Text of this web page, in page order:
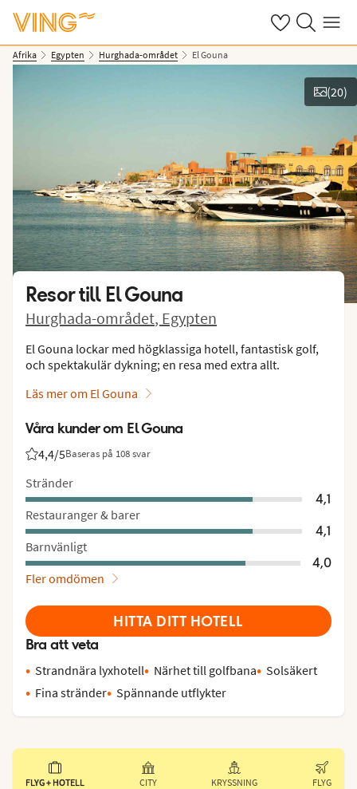
Se dinaSök på ving.se
Meny
Afrika Egypten Hurghada-området El Gouna
Se bilder
(20)
Resor till El Gouna
Hurghada-området, Egypten
El Gouna lockar med högklassiga hotell, fantastisk golf,
och spektakulär dykning; en resa med extra allt.
Läs mer om El Gouna
Våra kunder om El Gouna
4,4/5Baseras på 108 svar
Betyg från Vings gäster: 4.4/5
Stränder
4,1
Restauranger & barer
4,1
Barnvänligt
4,0
Fler omdömen
HITTA DITT HOTELL
Bra att veta
Strandnära lyxhotell Närhet till golfbana
Solsäkert
Fina stränder
Spännande utflykter
FLYG + HOTELL CITY KRYSSNING FLYG